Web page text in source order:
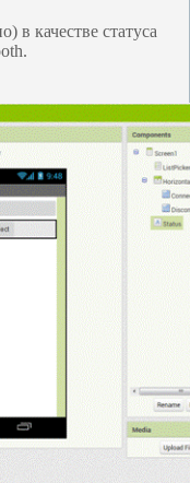
в качестве статуса